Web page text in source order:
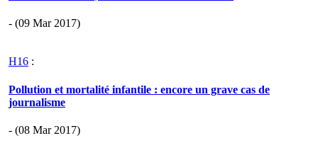
- (09 Mar 2017)
H16 :
Pollution et mortalité infantile : encore un grave cas de
journalisme
- (08 Mar 2017)